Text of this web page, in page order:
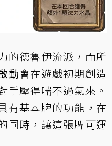
的德魯伊流派，而所
動會在遊戲初期創造
手壓得喘不過氣來。
有基本牌的功能，在
同時，讓這張牌可運